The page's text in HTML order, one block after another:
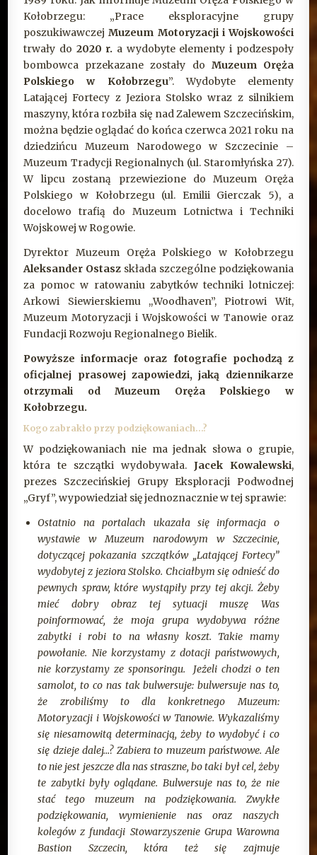
Kołobrzegu: „Prace eksploracyjne grupy
poszukiwawczejMuzeum Motoryzacji i Wojskowości
trwały do 2020 r. a wydobyte elementy i podzespoły
bombowca przekazane zostały do Muzeum Oręża
Polskiego w Kołobrzegu”. Wydobyte elementy
Latającej Fortecy z Jeziora Stolsko wraz z silnikiem
maszyny, która rozbiła się nad Zalewem Szczecińskim,
można będzie oglądać do końca czerwca 2021 roku na
dziedzińcu Muzeum Narodowego w Szczecinie –
Muzeum Tradycji Regionalnych (ul. Staromłyńska 27).
W lipcu zostaną przewiezione do Muzeum Oręża
Polskiego w Kołobrzegu (ul. Emilii Gierczak 5), a
docelowo trafią do Muzeum Lotnictwa i Techniki
Wojskowej w Rogowie.
Dyrektor Muzeum Oręża Polskiego w Kołobrzegu
Aleksander Ostasz składa szczególne podziękowania
za pomoc w ratowaniu zabytków techniki lotniczej:
Arkowi Siewierskiemu ,,Woodhaven”, Piotrowi Wit,
Muzeum Motoryzacji i Wojskowości w Tanowie oraz
Fundacji Rozwoju Regionalnego Bielik.
Powyższe informacje oraz fotografie pochodzą z
oficjalnej prasowej zapowiedzi, jaką dziennikarze
otrzymali od Muzeum Oręża Polskiego w
Kołobrzegu.
Kogo zabrakło przy podziękowaniach…?
W podziękowaniach nie ma jednak słowa o grupie,
która te szczątki wydobywała. Jacek Kowalewski,
prezes Szczecińskiej Grupy Eksploracji Podwodnej
„Gryf”, wypowiedział się jednoznacznie w tej sprawie:
Ostatnio na portalach ukazała się informacja o
wystawie w Muzeum narodowym w Szczecinie,
dotyczącej pokazania szczątków „Latającej Fortecy”
wydobytej z jeziora Stolsko. Chciałbym się odnieść do
pewnych spraw, które wystąpiły przy tej akcji. Żeby
mieć dobry obraz tej sytuacji muszę Was
poinformować, że moja grupa wydobywa różne
zabytki i robi to na własny koszt. Takie mamy
powołanie. Nie korzystamy z dotacji państwowych,
nie korzystamy ze sponsoringu. Jeżeli chodzi o ten
samolot, to co nas tak bulwersuje: bulwersuje nas to,
że zrobiliśmy to dla konkretnego Muzeum:
Motoryzacji i Wojskowości w Tanowie. Wykazaliśmy
się niesamowitą determinacją, żeby to wydobyć i co
się dzieje dalej…? Zabiera to muzeum państwowe. Ale
to nie jest jeszcze dla nas straszne, bo taki był cel, żeby
te zabytki były oglądane. Bulwersuje nas to, że nie
stać tego muzeum na podziękowania. Zwykłe
podziękowania, wymienienie nas oraz naszych
kolegów z fundacji Stowarzyszenie Grupa Warowna
Bastion Szczecin, która też się zajmuje